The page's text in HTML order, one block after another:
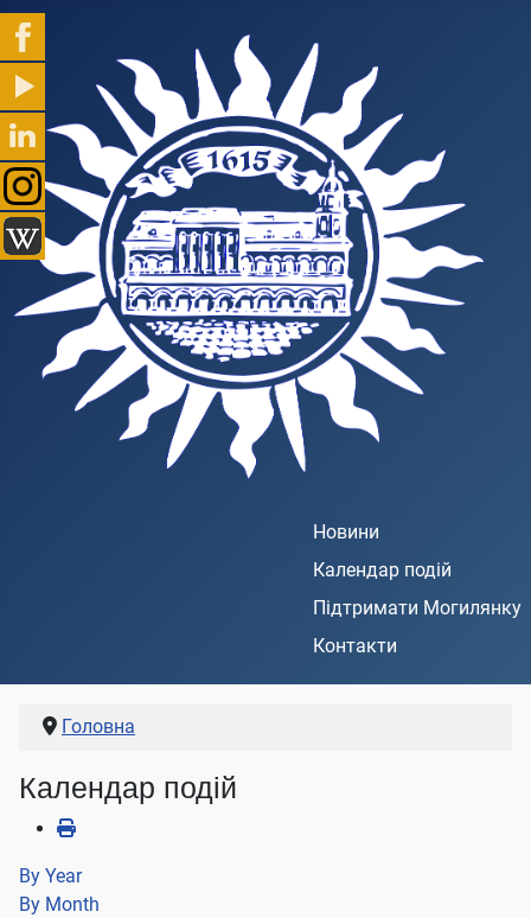
Новини
Календар подій
Підтримати Могилянку
Контакти
Головна
Календар подій
By Year
By Month